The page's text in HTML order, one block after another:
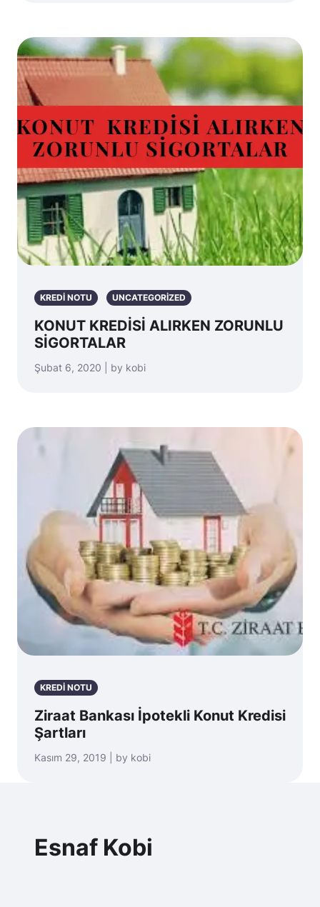
KREDİ NOTU UNCATEGORIZED
KONUT KREDİSİ ALIRKEN ZORUNLU
SİGORTALAR
Şubat 6, 2020 | by kobi
KREDİ NOTU
Ziraat Bankası İpotekli Konut Kredisi
Şartları
Kasım 29, 2019 | by kobi
Esnaf Kobi